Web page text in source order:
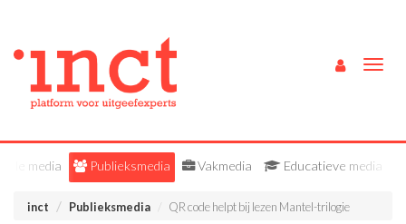
Alle media Publieksmedia Vakmedia Educatieve media
inct Publieksmedia QR code helpt bij lezen Mantel-trilogie